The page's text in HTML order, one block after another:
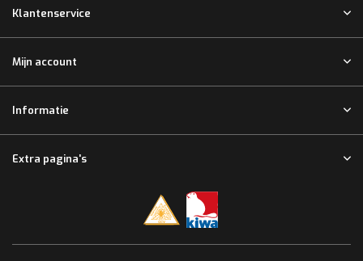
Klantenservice
Mijn account
Informatie
Extra pagina's